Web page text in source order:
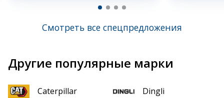
Смотреть все спецпредложения
Другие популярные марки
Caterpillar Dingli